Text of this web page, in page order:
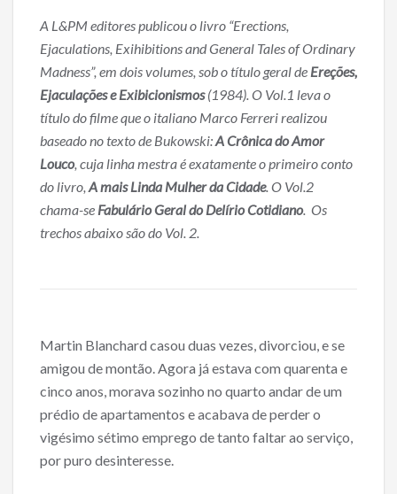
e
b
o
o
k
itt
er
ai
l
ar
e
A L&PM editores publicou o livro “Erections,
Ejaculations, Exihibitions and General Tales of Ordinary
Madness”, em dois volumes, sob o título geral de Ereções,
Ejaculações e Exibicionismos(1984). O Vol.1 leva o
título do filme que o italiano Marco Ferreri realizou
baseado no texto de Bukowski:A Crônica do Amor
Louco, cuja linha mestra é exatamente o primeiro conto
do livro, A mais Linda Mulher da Cidade. O Vol.2
chama-se Fabulário Geral do Delírio Cotidiano. Os
trechos abaixo são do Vol. 2.
Martin Blanchard casou duas vezes, divorciou, e se
amigou de montão. Agora já estava com quarenta e
cinco anos, morava sozinho no quarto andar de um
prédio de apartamentos e acabava de perder o
vigésimo sétimo emprego de tanto faltar ao serviço,
por puro desinteresse.